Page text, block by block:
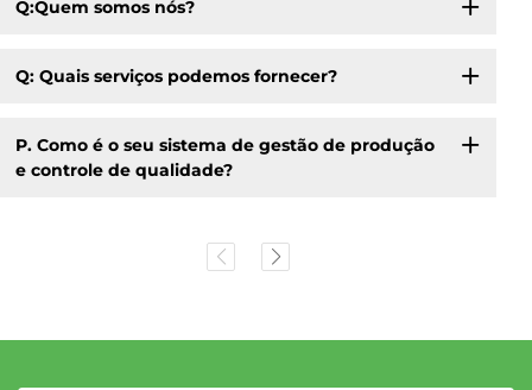
Q:Quem somos nós?
Q: Quais serviços podemos fornecer?
P. Como é o seu sistema de gestão de produção
e controle de qualidade?